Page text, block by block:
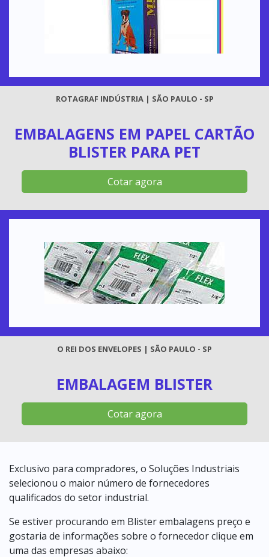
ROTAGRAF INDÚSTRIA | SÃO PAULO - SP
EMBALAGENS EM PAPEL CARTÃO
BLISTER PARA PET
Cotar agora
O REI DOS ENVELOPES | SÃO PAULO - SP
EMBALAGEM BLISTER
Cotar agora
Exclusivo para compradores, o Soluções Industriais
selecionou o maior número de fornecedores
qualificados do setor industrial.
Se estiver procurando em Blister embalagens preço e
gostaria de informações sobre o fornecedor clique em
uma das empresas abaixo: